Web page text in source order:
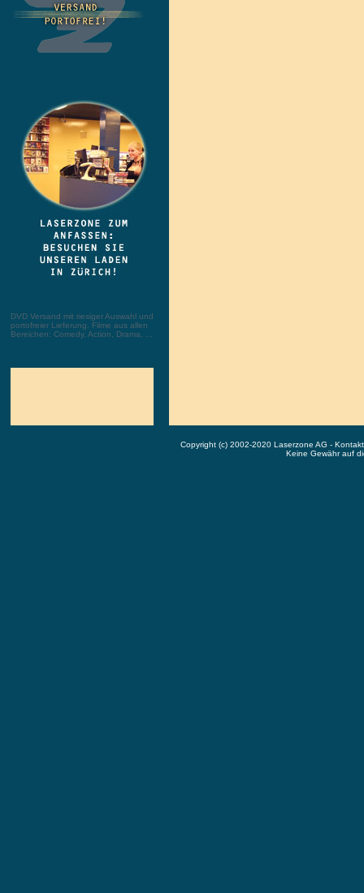
DVD Versand mit riesiger Auswahl und
portofreier Lieferung. Filme aus allen
Bereichen: Comedy, Action, Drama, ...
Copyright (c) 2002-2020 Laserzone AG -
Keine Gewähr auf